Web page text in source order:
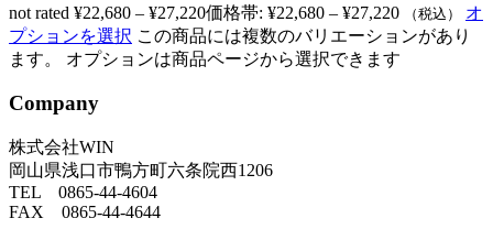
not rated ¥22,680 – ¥27,220価格帯: ¥22,680 – ¥27,220 （税込）
オ
プションを選択 この商品には複数のバリエーションがあり
ます。 オプションは商品ページから選択できます
Company
株式会社WIN
岡山県浅口市鴨方町六条院西1206
TEL 0865-44-4604
FAX 0865-44-4644